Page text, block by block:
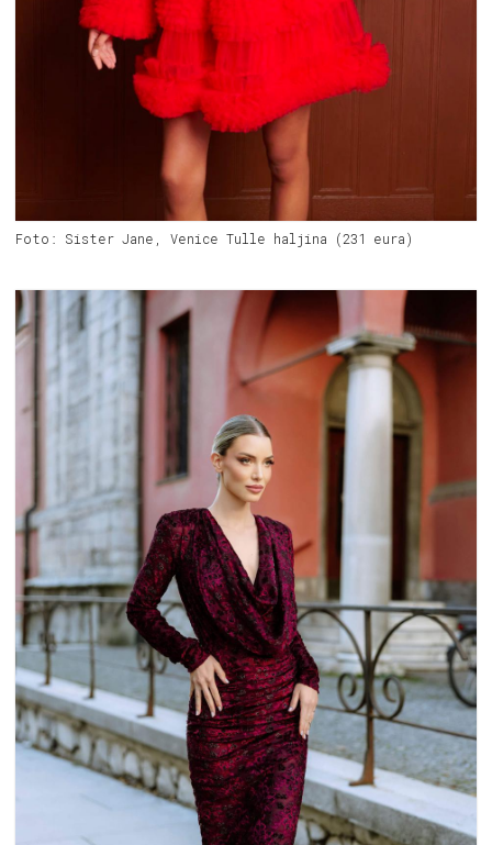
Foto: Sister Jane, Venice Tulle haljina (231 eura)